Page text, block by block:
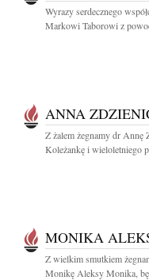
Wyrazy serdecznego
Markowi Taborowi z
ANNA
Z żalem żegnamy dr Annę
Koleżankę i wieloletniego
MONIKA
Z wielkim smutkiem
Monikę Aleksy Monika,